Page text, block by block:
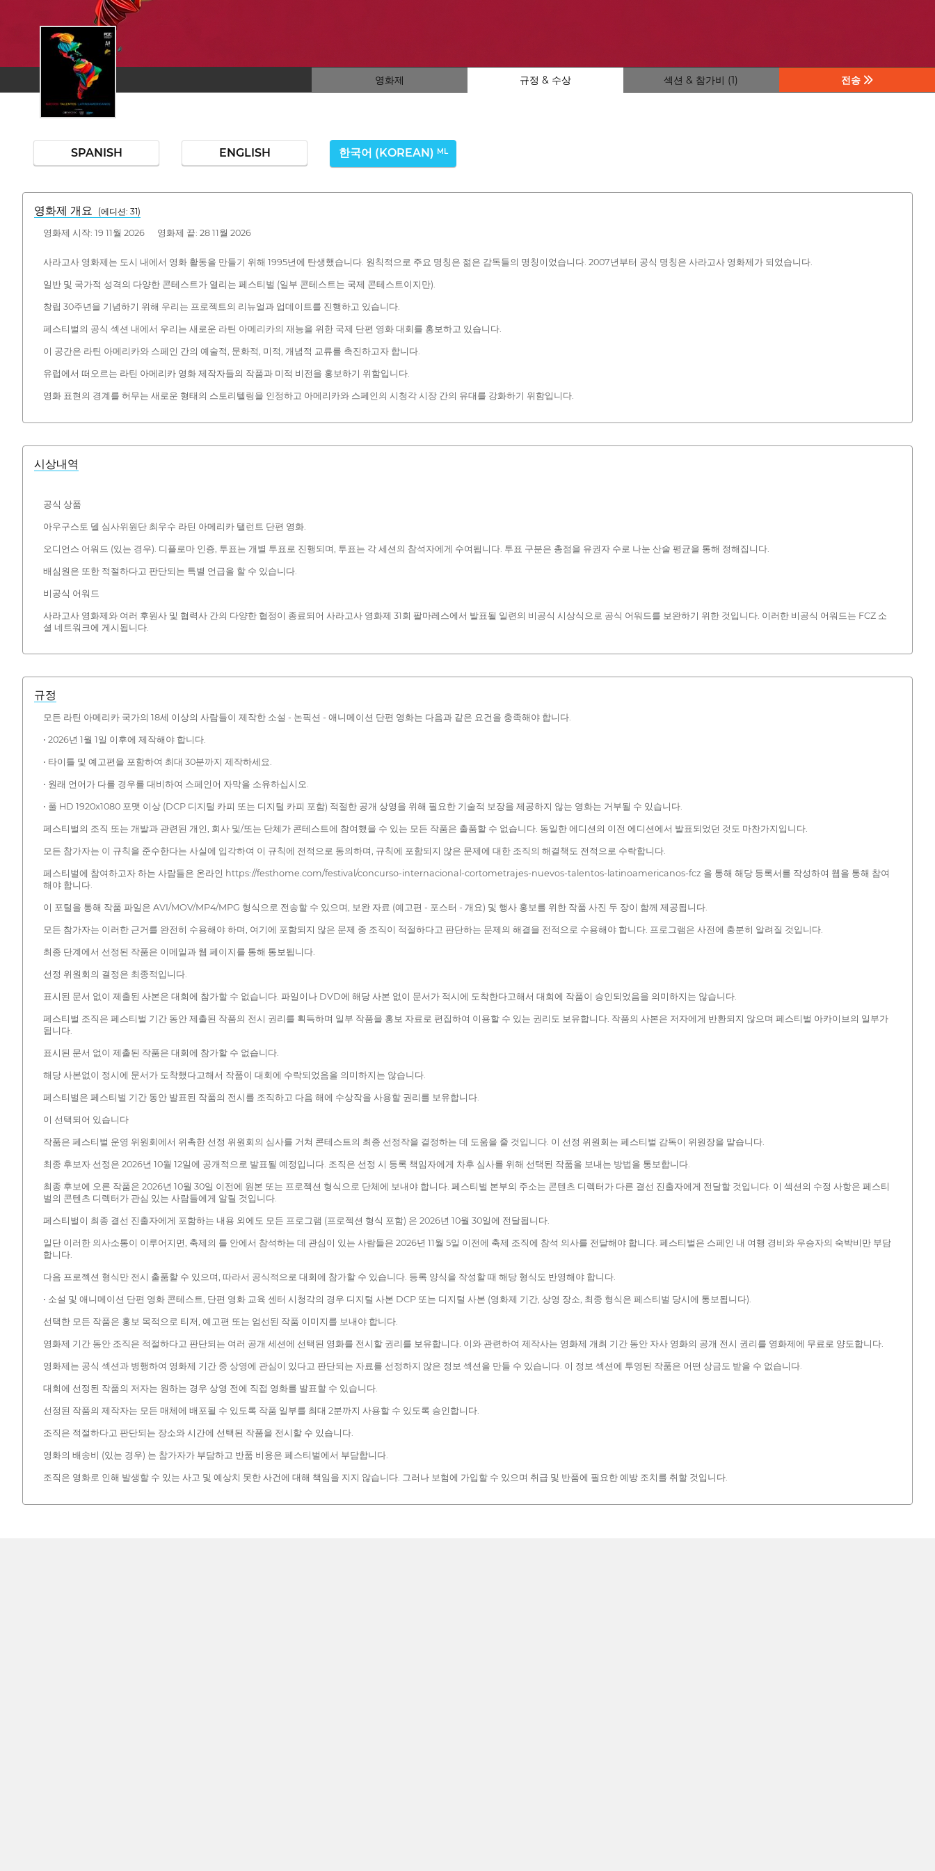
영화제 규정 & 수상 섹션 & 참가비 (1) 전송
SPANISH ENGLISH 한국어 (KOREAN) ML
영화제 개요 (에디션: 31)
영화제 시작: 19 11월 2026 영화제 끝: 28 11월 2026
사라고사 영화제는 도시 내에서 영화 활동을 만들기 위해 1995년에 탄생했습니다. 원칙적으로 주요 명칭은 젊은 감독들의 명칭이었습니다. 2007년부터 공식 명칭은 사라고사 영화제가 되었습니다.
일반 및 국가적 성격의 다양한 콘테스트가 열리는 페스티벌 (일부 콘테스트는 국제 콘테스트이지만).
창립 30주년을 기념하기 위해 우리는 프로젝트의 리뉴얼과 업데이트를 진행하고 있습니다.
페스티벌의 공식 섹션 내에서 우리는 새로운 라틴 아메리카의 재능을 위한 국제 단편 영화 대회를 홍보하고 있습니다.
이 공간은 라틴 아메리카와 스페인 간의 예술적, 문화적, 미적, 개념적 교류를 촉진하고자 합니다.
유럽에서 떠오르는 라틴 아메리카 영화 제작자들의 작품과 미적 비전을 홍보하기 위함입니다.
영화 표현의 경계를 허무는 새로운 형태의 스토리텔링을 인정하고 아메리카와 스페인의 시청각 시장 간의 유대를 강화하기 위함입니다.
시상내역
공식 상품
아우구스토 델 심사위원단 최우수 라틴 아메리카 탤런트 단편 영화.
오디언스 어워드 (있는 경우). 디플로마 인증, 투표는 개별 투표로 진행되며, 투표는 각 세션의 참석자에게 수여됩니다. 투표 구분은 총점을 유권자 수로 나눈 산술 평균을 통해 정해집니다.
배심원은 또한 적절하다고 판단되는 특별 언급을 할 수 있습니다.
비공식 어워드
사라고사 영화제와 여러 후원사 및 협력사 간의 다양한 협정이 종료되어 사라고사 영화제 31회 팔마레스에서 발표될 일련의 비공식 시상식으로 공식 어워드를 보완하기 위한 것입니다. 이러한 비공식 어워드는 FCZ 소
셜 네트워크에 게시됩니다.
규정
모든 라틴 아메리카 국가의 18세 이상의 사람들이 제작한 소설 - 논픽션 - 애니메이션 단편 영화는 다음과 같은 요건을 충족해야 합니다.
• 2026년 1월 1일 이후에 제작해야 합니다.
• 타이틀 및 예고편을 포함하여 최대 30분까지 제작하세요.
• 원래 언어가 다를 경우를 대비하여 스페인어 자막을 소유하십시오.
• 풀 HD 1920x1080 포맷 이상 (DCP 디지털 카피 또는 디지털 카피 포함) 적절한 공개 상영을 위해 필요한 기술적 보장을 제공하지 않는 영화는 거부될 수 있습니다.
페스티벌의 조직 또는 개발과 관련된 개인, 회사 및/또는 단체가 콘테스트에 참여했을 수 있는 모든 작품은 출품할 수 없습니다. 동일한 에디션의 이전 에디션에서 발표되었던 것도 마찬가지입니다.
모든 참가자는 이 규칙을 준수한다는 사실에 입각하여 이 규칙에 전적으로 동의하며, 규칙에 포함되지 않은 문제에 대한 조직의 해결책도 전적으로 수락합니다.
페스티벌에 참여하고자 하는 사람들은 온라인 https://festhome.com/festival/concurso-internacional-cortometrajes-nuevos-talentos-latinoamericanos-fcz 을 통해 해당 등록서를 작성하여 웹을 통해 참여
해야 합니다.
이 포털을 통해 작품 파일은 AVI/MOV/MP4/MPG 형식으로 전송할 수 있으며, 보완 자료 (예고편 - 포스터 - 개요) 및 행사 홍보를 위한 작품 사진 두 장이 함께 제공됩니다.
모든 참가자는 이러한 근거를 완전히 수용해야 하며, 여기에 포함되지 않은 문제 중 조직이 적절하다고 판단하는 문제의 해결을 전적으로 수용해야 합니다. 프로그램은 사전에 충분히 알려질 것입니다.
최종 단계에서 선정된 작품은 이메일과 웹 페이지를 통해 통보됩니다.
선정 위원회의 결정은 최종적입니다.
표시된 문서 없이 제출된 사본은 대회에 참가할 수 없습니다. 파일이나 DVD에 해당 사본 없이 문서가 적시에 도착한다고해서 대회에 작품이 승인되었음을 의미하지는 않습니다.
페스티벌 조직은 페스티벌 기간 동안 제출된 작품의 전시 권리를 획득하며 일부 작품을 홍보 자료로 편집하여 이용할 수 있는 권리도 보유합니다. 작품의 사본은 저자에게 반환되지 않으며 페스티벌 아카이브의 일부가
됩니다.
표시된 문서 없이 제출된 작품은 대회에 참가할 수 없습니다.
해당 사본없이 정시에 문서가 도착했다고해서 작품이 대회에 수락되었음을 의미하지는 않습니다.
페스티벌은 페스티벌 기간 동안 발표된 작품의 전시를 조직하고 다음 해에 수상작을 사용할 권리를 보유합니다.
이 선택되어 있습니다
작품은 페스티벌 운영 위원회에서 위촉한 선정 위원회의 심사를 거쳐 콘테스트의 최종 선정작을 결정하는 데 도움을 줄 것입니다. 이 선정 위원회는 페스티벌 감독이 위원장을 맡습니다.
최종 후보자 선정은 2026년 10월 12일에 공개적으로 발표될 예정입니다. 조직은 선정 시 등록 책임자에게 차후 심사를 위해 선택된 작품을 보내는 방법을 통보합니다.
최종 후보에 오른 작품은 2026년 10월 30일 이전에 원본 또는 프로젝션 형식으로 단체에 보내야 합니다. 페스티벌 본부의 주소는 콘텐츠 디렉터가 다른 결선 진출자에게 전달할 것입니다. 이 섹션의 수정 사항은 페스티
벌의 콘텐츠 디렉터가 관심 있는 사람들에게 알릴 것입니다.
페스티벌이 최종 결선 진출자에게 포함하는 내용 외에도 모든 프로그램 (프로젝션 형식 포함) 은 2026년 10월 30일에 전달됩니다.
일단 이러한 의사소통이 이루어지면, 축제의 틀 안에서 참석하는 데 관심이 있는 사람들은 2026년 11월 5일 이전에 축제 조직에 참석 의사를 전달해야 합니다. 페스티벌은 스페인 내 여행 경비와 우승자의 숙박비만 부담
합니다.
다음 프로젝션 형식만 전시 출품할 수 있으며, 따라서 공식적으로 대회에 참가할 수 있습니다. 등록 양식을 작성할 때 해당 형식도 반영해야 합니다.
• 소설 및 애니메이션 단편 영화 콘테스트, 단편 영화 교육 센터 시청각의 경우 디지털 사본 DCP 또는 디지털 사본 (영화제 기간, 상영 장소, 최종 형식은 페스티벌 당시에 통보됩니다).
선택한 모든 작품은 홍보 목적으로 티저, 예고편 또는 엄선된 작품 이미지를 보내야 합니다.
영화제 기간 동안 조직은 적절하다고 판단되는 여러 공개 세션에 선택된 영화를 전시할 권리를 보유합니다. 이와 관련하여 제작사는 영화제 개최 기간 동안 자사 영화의 공개 전시 권리를 영화제에 무료로 양도합니다.
영화제는 공식 섹션과 병행하여 영화제 기간 중 상영에 관심이 있다고 판단되는 자료를 선정하지 않은 정보 섹션을 만들 수 있습니다. 이 정보 섹션에 투영된 작품은 어떤 상금도 받을 수 없습니다.
대회에 선정된 작품의 저자는 원하는 경우 상영 전에 직접 영화를 발표할 수 있습니다.
선정된 작품의 제작자는 모든 매체에 배포될 수 있도록 작품 일부를 최대 2분까지 사용할 수 있도록 승인합니다.
조직은 적절하다고 판단되는 장소와 시간에 선택된 작품을 전시할 수 있습니다.
영화의 배송비 (있는 경우) 는 참가자가 부담하고 반품 비용은 페스티벌에서 부담합니다.
조직은 영화로 인해 발생할 수 있는 사고 및 예상치 못한 사건에 대해 책임을 지지 않습니다. 그러나 보험에 가입할 수 있으며 취급 및 반품에 필요한 예방 조치를 취할 것입니다.